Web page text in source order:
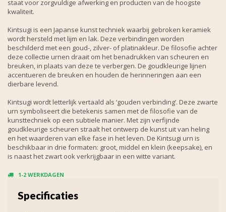
staat voor zorgvuldige afwerking en producten van de hoogste
kwaliteit.
Kintsugi is een Japanse kunst techniek waarbij gebroken keramiek
wordt hersteld met lijm en lak. Deze verbindingen worden
beschilderd met een goud-, zilver- of platinakleur. De filosofie achter
deze collectie urnen draait om het benadrukken van scheuren en
breuken, in plaats van deze te verbergen. De goudkleurige lijnen
accentueren de breuken en houden de herinneringen aan een
dierbare levend.
Kintsugi wordt letterlijk vertaald als ‘gouden verbinding’. Deze zwarte
urn symboliseert die betekenis samen met de filosofie van de
kunsttechniek op een subtiele manier. Met zijn verfijnde
goudkleurige scheuren straalt het ontwerp de kunst uit van heling
en het waarderen van elke fase in het leven. De Kintsugi urn is
beschikbaar in drie formaten: groot, middel en klein (keepsake), en
is naast het zwart ook verkrijgbaar in een witte variant.
1-2 WERKDAGEN
Specificaties